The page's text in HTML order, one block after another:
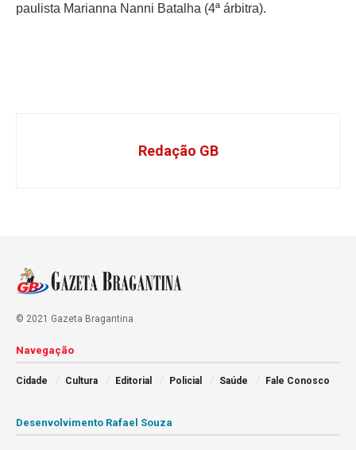
paulista Marianna Nanni Batalha (4ª árbitra).
Redação GB
© 2021 Gazeta Bragantina
Navegação
Cidade Cultura Editorial Policial Saúde Fale Conosco
Desenvolvimento Rafael Souza